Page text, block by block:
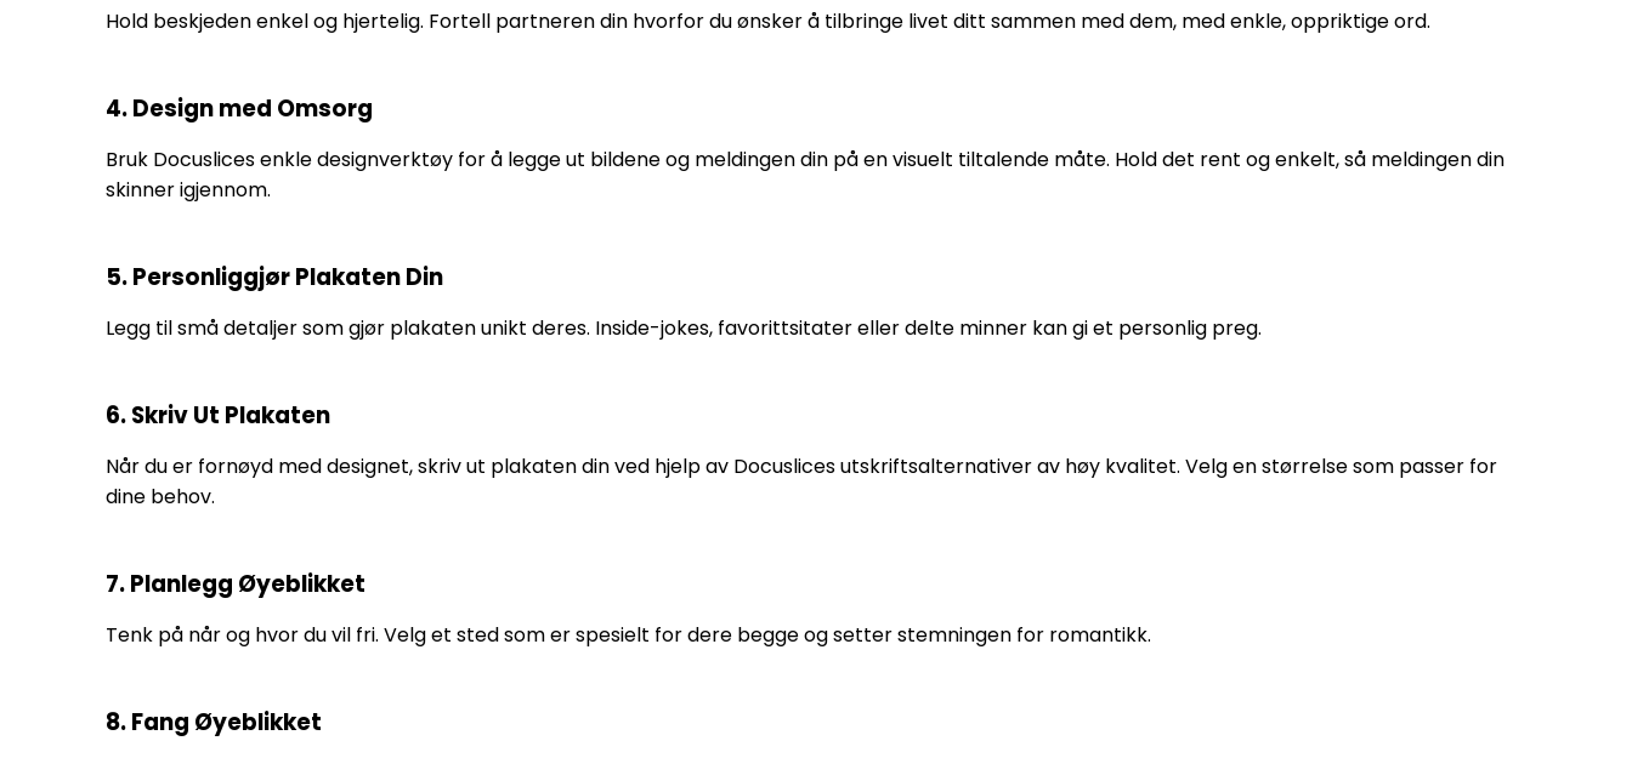
Hold beskjeden enkel og hjertelig. Fortell partneren din hvorfor du ønsker å tilbringe livet ditt sammen med dem, med enkle, oppriktige ord.
4. Design med Omsorg
Bruk Docuslices enkle designverktøy for å legge ut bildene og meldingen din på en visuelt tiltalende måte. Hold det rent og enkelt, så meldingen din
skinner igjennom.
5. Personliggjør Plakaten Din
Legg til små detaljer som gjør plakaten unikt deres. Inside-jokes, favorittsitater eller delte minner kan gi et personlig preg.
6. Skriv Ut Plakaten
Når du er fornøyd med designet, skriv ut plakaten din ved hjelp av Docuslices utskriftsalternativer av høy kvalitet. Velg en størrelse som passer for
dine behov.
7. Planlegg Øyeblikket
Tenk på når og hvor du vil fri. Velg et sted som er spesielt for dere begge og setter stemningen for romantikk.
8. Fang Øyeblikket